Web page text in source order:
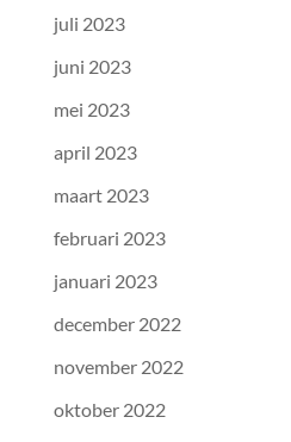
juli 2023
juni 2023
mei 2023
april 2023
maart 2023
februari 2023
januari 2023
december 2022
november 2022
oktober 2022